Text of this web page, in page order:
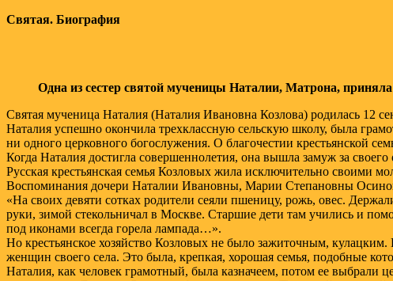
Святая. Биография
Одна из сестер святой мученицы Наталии, Матрона,
Святая мученица Наталия (Наталия Ивановна Козлова) родилась 12
Наталия успешно окончила трехклассную сельскую школу, была
ни одного церковного богослужения. О благочестии крестьянской
Когда Наталия достигла совершеннолетия, она вышла замуж за
Русская крестьянская семья Козловых жила исключительно своими
Воспоминания дочери Наталии Ивановны, Марии Степановны
«На своих девяти сотках родители сеяли пшеницу, рожь, овес.
руки, зимой стекольничал в Москве. Старшие дети там учились и
под иконами всегда горела лампада…».
Но крестьянское хозяйство Козловых не было зажиточным,
женщин своего села. Это была, крепкая, хорошая семья, подобные
Наталия, как человек грамотный, была казначеем, потом ее выбрали